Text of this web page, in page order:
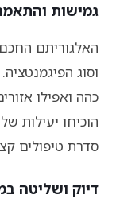
גמישות
האלגוריתם
וסוג
כהה ואפילו
סדרת טיפולים
דיוק ושליטה